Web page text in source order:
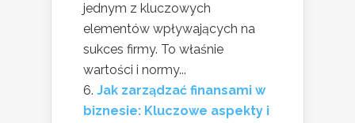
jednym z kluczowych
elementów wpływających na
sukces firmy. To właśnie
wartości i normy...
Jak zarządzać finansami w
biznesie: Kluczowe aspekty i